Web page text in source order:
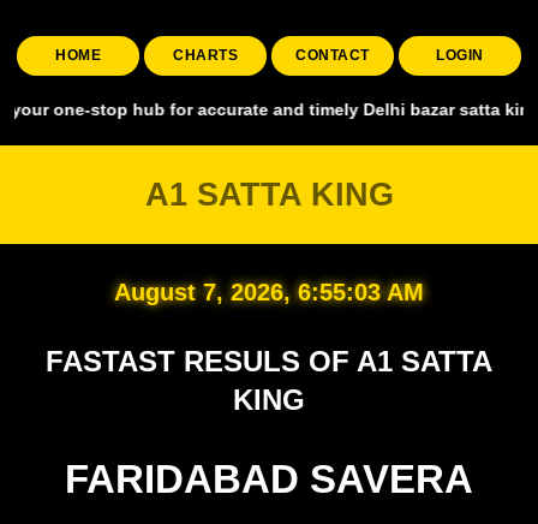
HOME CHARTS CONTACT LOGIN
hub for accurate and timely Delhi bazar satta king,
A1 SATTA KING
August 7, 2026, 6:55:04 AM
FASTAST RESULS OF A1 SATTA
KING
FARIDABAD SAVERA